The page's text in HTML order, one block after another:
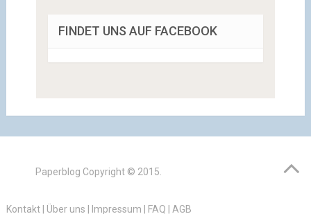
FINDET UNS AUF FACEBOOK
Paperblog Copyright © 2015.
Kontakt| Über uns Impressum FAQ AGB